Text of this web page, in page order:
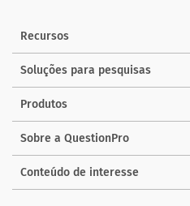
Recursos
Soluções para pesquisas
Produtos
Sobre a QuestionPro
Conteúdo de interesse